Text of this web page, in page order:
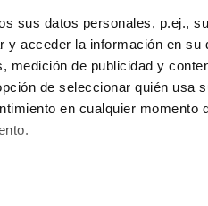
sus datos personales, p.ej.,
acceder la información en su
medición de publicidad y
de seleccionar quién usa
en cualquier momento